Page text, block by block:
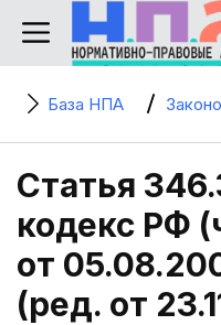
База НПА
Статья
кодекс РФ
от
(ред. от